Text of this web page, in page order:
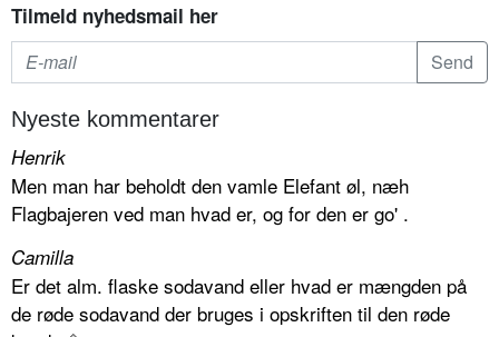
Tilmeld nyhedsmail her
Nyeste kommentarer
Henrik
Men man har beholdt den vamle Elefant øl, næh
Flagbajeren ved man hvad er, og for den er go' .
Camilla
Er det alm. flaske sodavand eller hvad er mængden på
de røde sodavand der bruges i opskriften til den røde